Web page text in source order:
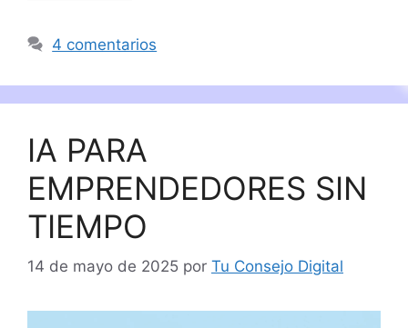
4 comentarios
IA PARA
EMPRENDEDORES SIN
TIEMPO
14 de mayo de 2025 por Tu Consejo Digital